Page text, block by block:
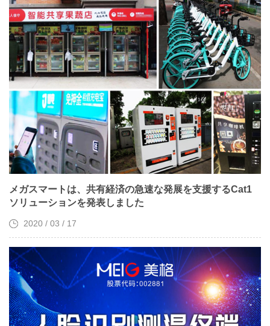
メガスマートは、共有経済の急速な発展を支援するCat1
ソリューションを発表しました
2020 / 03 / 17